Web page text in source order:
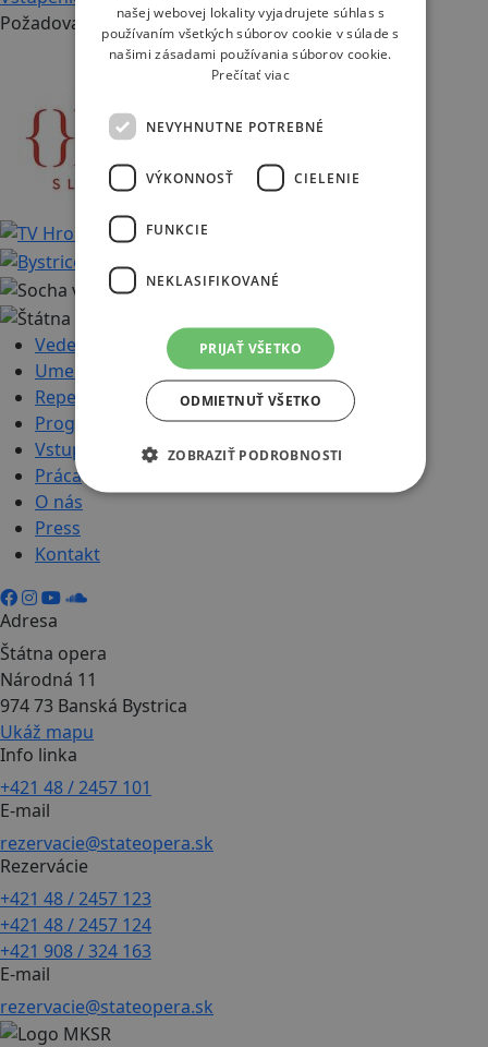
Požadovaná stránka sa nenašla
Naši partneri
Vedenie
Umelecký súbor
Repertoár
Program
Vstupenky
Práca
O nás
Press
Kontakt
Adresa
Štátna opera
Národná 11
974 73 Banská Bystrica
Ukáž mapu
Info linka
+421 48 / 2457 101
E-mail
rezervacie@stateopera.sk
Rezervácie
+421 48 / 2457 123
+421 48 / 2457 124
+421 908 / 324 163
E-mail
rezervacie@stateopera.sk
našej webovej lokality vyjadrujete súhlas s
používaním všetkých súborov cookie v súlade s
našimi zásadami používania súborov cookie.
Prečítať viac
NEVYHNUTNE POTREBNÉ
VÝKONNOSŤ CIELENIE
FUNKCIE
NEKLASIFIKOVANÉ
PRIJAŤ VŠETKO
ODMIETNUŤ VŠETKO
ZOBRAZIŤ PODROBNOSTI